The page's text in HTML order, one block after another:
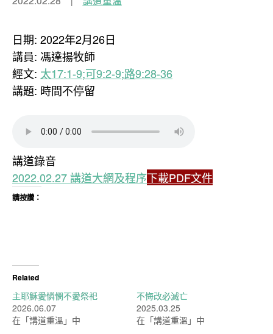
日期: 2022年2月26日
講員: 馮達揚牧師
經文: 太17:1-9;可9:2-9;路9:28-36
講題: 時間不停留
講道錄音
2022.02.27 講道大網及程序下載PDF文件
請按讚：
Related
主耶穌愛憐憫不愛祭祀
2026.06.07
在「講道重溫」中
不悔改必滅亡
2025.03.25
在「講道重溫」中